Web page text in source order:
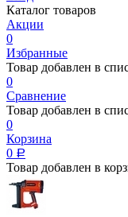
Каталог товаров
Акции
0
Избранные
Товар добавлен в
0
Сравнение
Товар добавлен в
0
Корзина
0 Р
Товар добавлен в